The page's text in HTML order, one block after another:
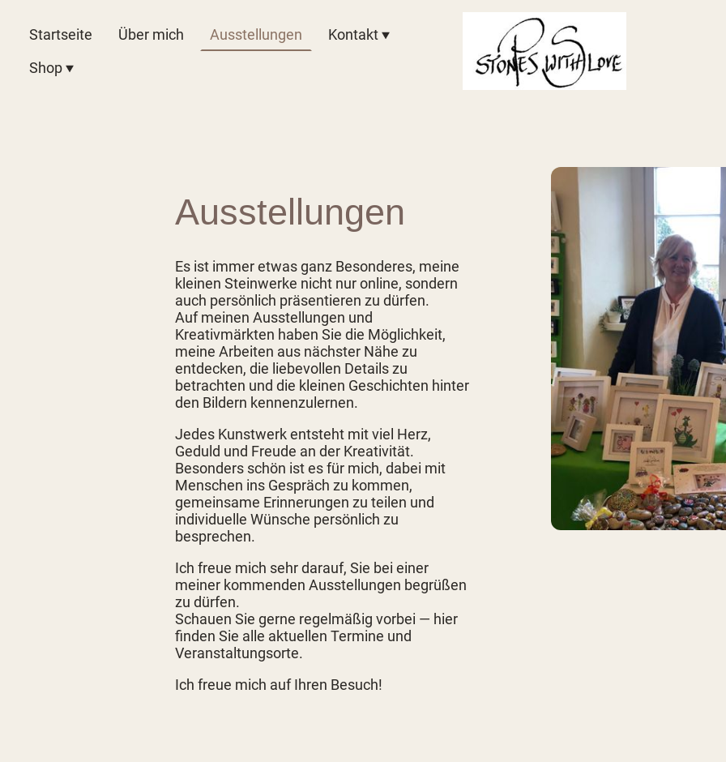
Startseite Über mich Ausstellungen
Kontakt
Shop
Ausstellungen
Es ist immer etwas ganz Besonderes, meine
kleinen Steinwerke nicht nur online, sondern
auch persönlich präsentieren zu dürfen.
Auf meinen Ausstellungen und
Kreativmärkten haben Sie die Möglichkeit,
meine Arbeiten aus nächster Nähe zu
entdecken, die liebevollen Details zu
betrachten und die kleinen Geschichten hinter
den Bildern kennenzulernen.
Jedes Kunstwerk entsteht mit viel Herz,
Geduld und Freude an der Kreativität.
Besonders schön ist es für mich, dabei mit
Menschen ins Gespräch zu kommen,
gemeinsame Erinnerungen zu teilen und
individuelle Wünsche persönlich zu
besprechen.
Ich freue mich sehr darauf, Sie bei einer
meiner kommenden Ausstellungen begrüßen
zu dürfen.
Schauen Sie gerne regelmäßig vorbei — hier
finden Sie alle aktuellen Termine und
Veranstaltungsorte.
Ich freue mich auf Ihren Besuch!